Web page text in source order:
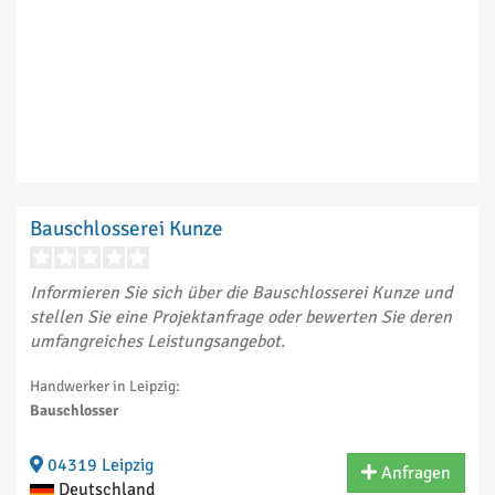
Bauschlosserei Kunze
Informieren Sie sich über die Bauschlosserei Kunze und
stellen Sie eine Projektanfrage oder bewerten Sie deren
umfangreiches Leistungsangebot.
Handwerker in Leipzig:
Bauschlosser
04319 Leipzig
Deutschland
Anfragen